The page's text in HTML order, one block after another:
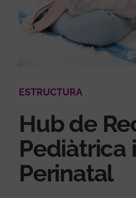
ESTRUCTURA
Hub de
Pediàtrica i
Perinatal